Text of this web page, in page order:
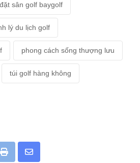
đặt sân golf baygolf
lý du lịch golf
phong cách sống thượng lưu
túi golf hàng không
Print